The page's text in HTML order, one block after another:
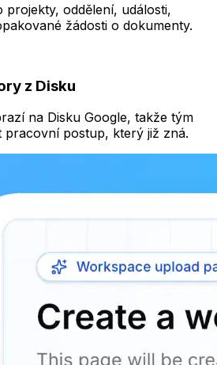
oddělení, události,
žádosti o dokumenty.
z Disku
na Disku Google, takže tým
pracovní postup, který již zná.